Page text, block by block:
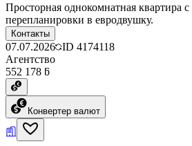
Просторная однокомнатная квартира
перепланировки в евродвушку.
Контакты
07.07.2026 ID 4174118
Агентство
552 178 ƃ
Конвертер валют